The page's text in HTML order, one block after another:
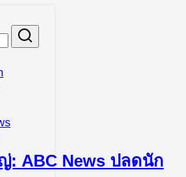
: ABC News ปลดนัก